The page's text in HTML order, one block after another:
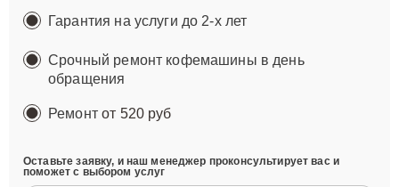
Гарантия на услуги до 2-х лет
Срочный ремонт кофемашины в день
обращения
Ремонтот 520 руб
Оставьте заявку, и наш менеджер проконсультирует вас и
поможет с выбором услуг